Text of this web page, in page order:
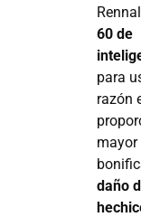
60 de
para
razón
mayor
daño